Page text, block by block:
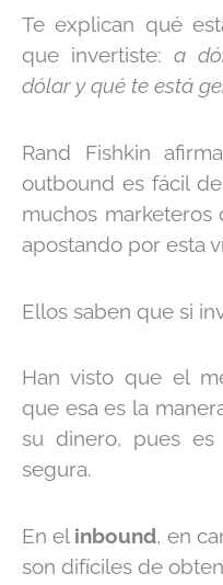
Te explican qué
que invertiste: a
dólar y qué te está
Rand Fishkin
outbound es fácil
muchos marketeros
apostando por esta
Ellos saben que si
Han visto que el
que esa es la
su dinero, pues
segura.
En el inbound, en
son difíciles de